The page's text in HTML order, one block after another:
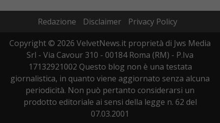
Redazione Disclaimer
Privacy Policy
Copyright © 2026 VelvetNews.it proprietà di Jws Media
Srl - Via Cavour 310 - 00184 Roma (RM) - P.Iva
17132921002 Questo blog non è una testata
giornalistica, in quanto viene aggiornato senza alcuna
periodicità. Non può pertanto considerarsi un
prodotto editoriale ai sensi della legge n. 62 del
07.03.2001